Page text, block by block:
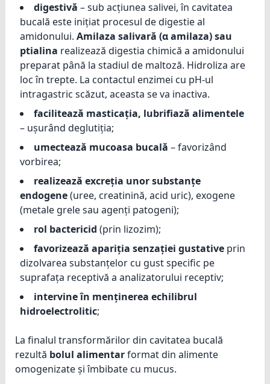
digestivă – sub acțiunea salivei, în cavitatea
bucală este inițiat procesul de digestie al
amidonului. Amilaza salivară (α amilaza) sau
ptialina realizează digestia chimică a amidonului
preparat până la stadiul de maltoză. Hidroliza are
loc în trepte. La contactul enzimei cu pH-ul
intragastric scăzut, aceasta se va inactiva.
facilitează masticația, lubrifiază alimentele
– ușurând deglutiția;
umectează mucoasa bucală – favorizând
vorbirea;
realizează excreția unor substanțe
endogene(uree, creatinină, acid uric), exogene
(metale grele sau agenți patogeni);
rol bactericid (prin lizozim);
favorizează apariția senzației gustative prin
dizolvarea substanțelor cu gust specific pe
suprafața receptivă a analizatorului receptiv;
intervine în menținerea echilibrul
hidroelectrolitic;
La finalul transformărilor din cavitatea bucală
rezultă bolul alimentarformat din alimente
omogenizate și îmbibate cu mucus.